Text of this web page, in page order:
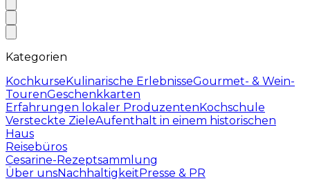
Kategorien
KochkurseKulinarische ErlebnisseGourmet- & Wein-
TourenGeschenkkarten
Erfahrungen lokaler ProduzentenKochschule
Versteckte ZieleAufenthalt in einem historischen
Haus
Reisebüros
Cesarine-Rezeptsammlung
Über unsNachhaltigkeitPresse & PR